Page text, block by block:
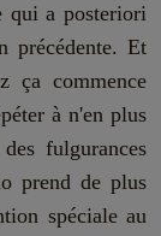
qui a posteriori
précédente. Et
ça commence
à n'en plus
fulgurances
prend de plus
spéciale au